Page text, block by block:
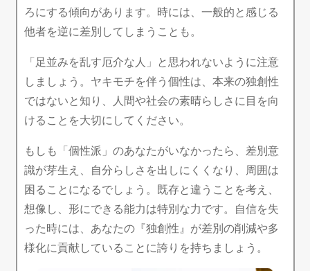
ろにする傾向があります。時には、一般的と感じる
他者を逆に差別してしまうことも。
「足並みを乱す厄介な人」と思われないように注意
しましょう。ヤキモチを伴う個性は、本来の独創性
ではないと知り、人間や社会の素晴らしさに目を向
けることを大切にしてください。
もしも「個性派」のあなたがいなかったら、差別意
識が芽生え、自分らしさを出しにくくなり、周囲は
困ることになるでしょう。既存と違うことを考え、
想像し、形にできる能力は特別な力です。自信を失
った時には、あなたの『独創性』が差別の削減や多
様化に貢献していることに誇りを持ちましょう。